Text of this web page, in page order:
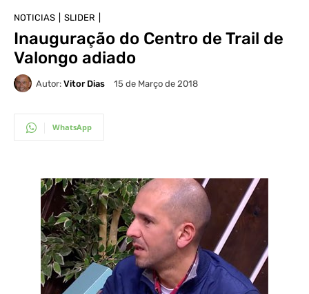
NOTICIAS SLIDER
Inauguração do Centro de Trail de
Valongo adiado
Autor: Vitor Dias 15 de Março de 2018
WhatsApp